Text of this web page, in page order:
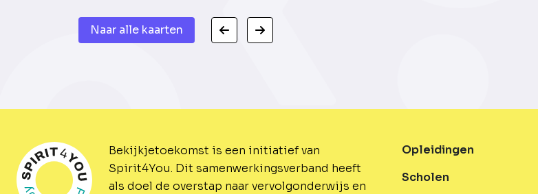
Naar alle kaarten
Bekijkjetoekomst is een initiatief van
Spirit4You. Dit samenwerkingsverband heeft
als doel de overstap naar vervolgonderwijs en
Opleidingen
Scholen